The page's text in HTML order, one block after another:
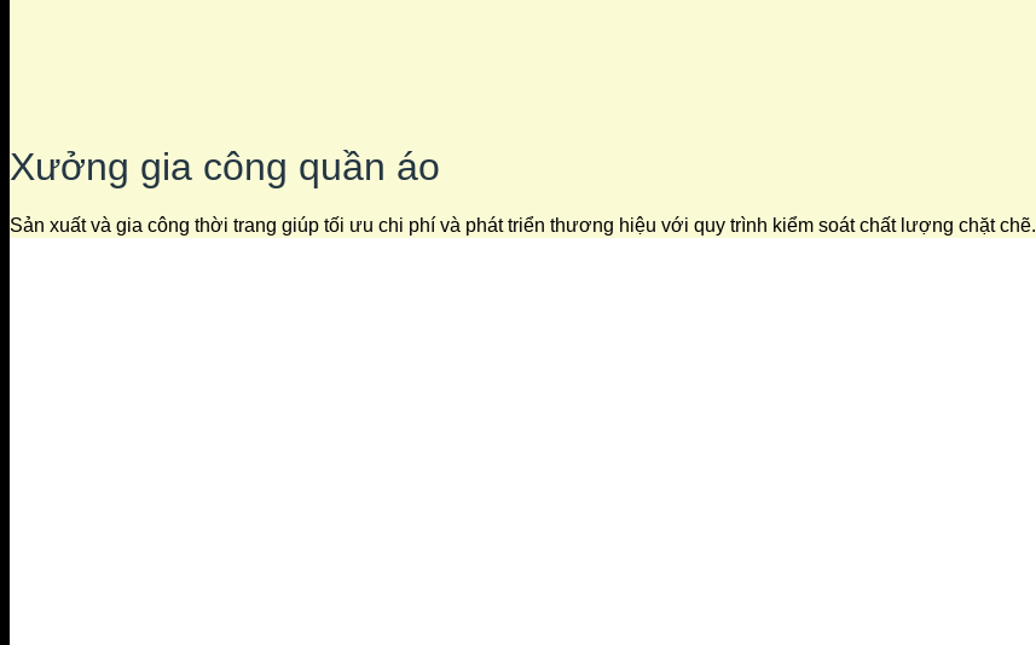
Xưởng gia công quần áo
Sản xuất và gia công thời trang giúp tối ưu chi phí và phát triển thương hiệu với quy trình kiểm soát chất lượng chặt chẽ.